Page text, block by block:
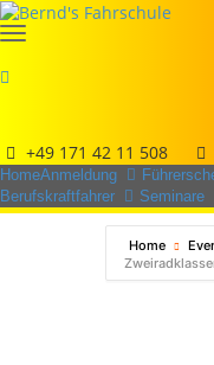
+49 171 42 11 508
HomeAnmeldung
Berufskraftfahrer
Seminare
Home